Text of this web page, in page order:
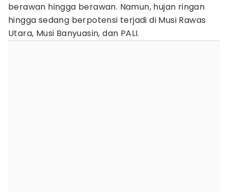
berawan hingga berawan. Namun, hujan ringan
hingga sedang berpotensi terjadi di Musi Rawas
Utara, Musi Banyuasin, dan PALI.